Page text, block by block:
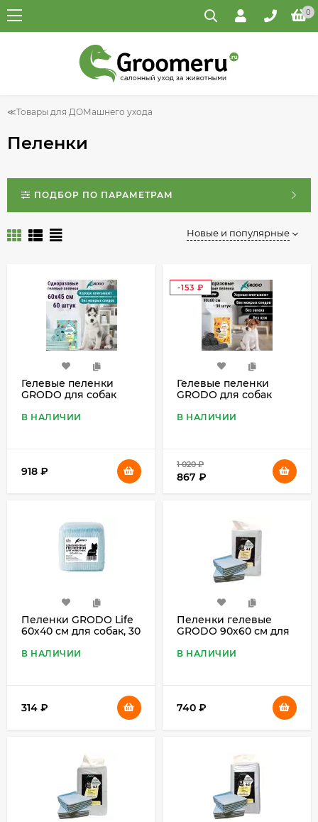
0
Товары для ДОМашнего ухода
Пеленки
ПОДБОР ПО ПАРАМЕТРАМ
Новые и популярные
Гелевые пеленки
GRODO для собак
В НАЛИЧИИ
918 ₽
-153 ₽
Гелевые пеленки
GRODO для собак
шт.
В НАЛИЧИИ
1 020₽
867 ₽
Пеленки GRODO Life
60х40 см для собак, 30
В НАЛИЧИИ
314 ₽
Пеленки гелевые
GRODO 90х60 см для
липучках, 20 штук
В НАЛИЧИИ
740 ₽